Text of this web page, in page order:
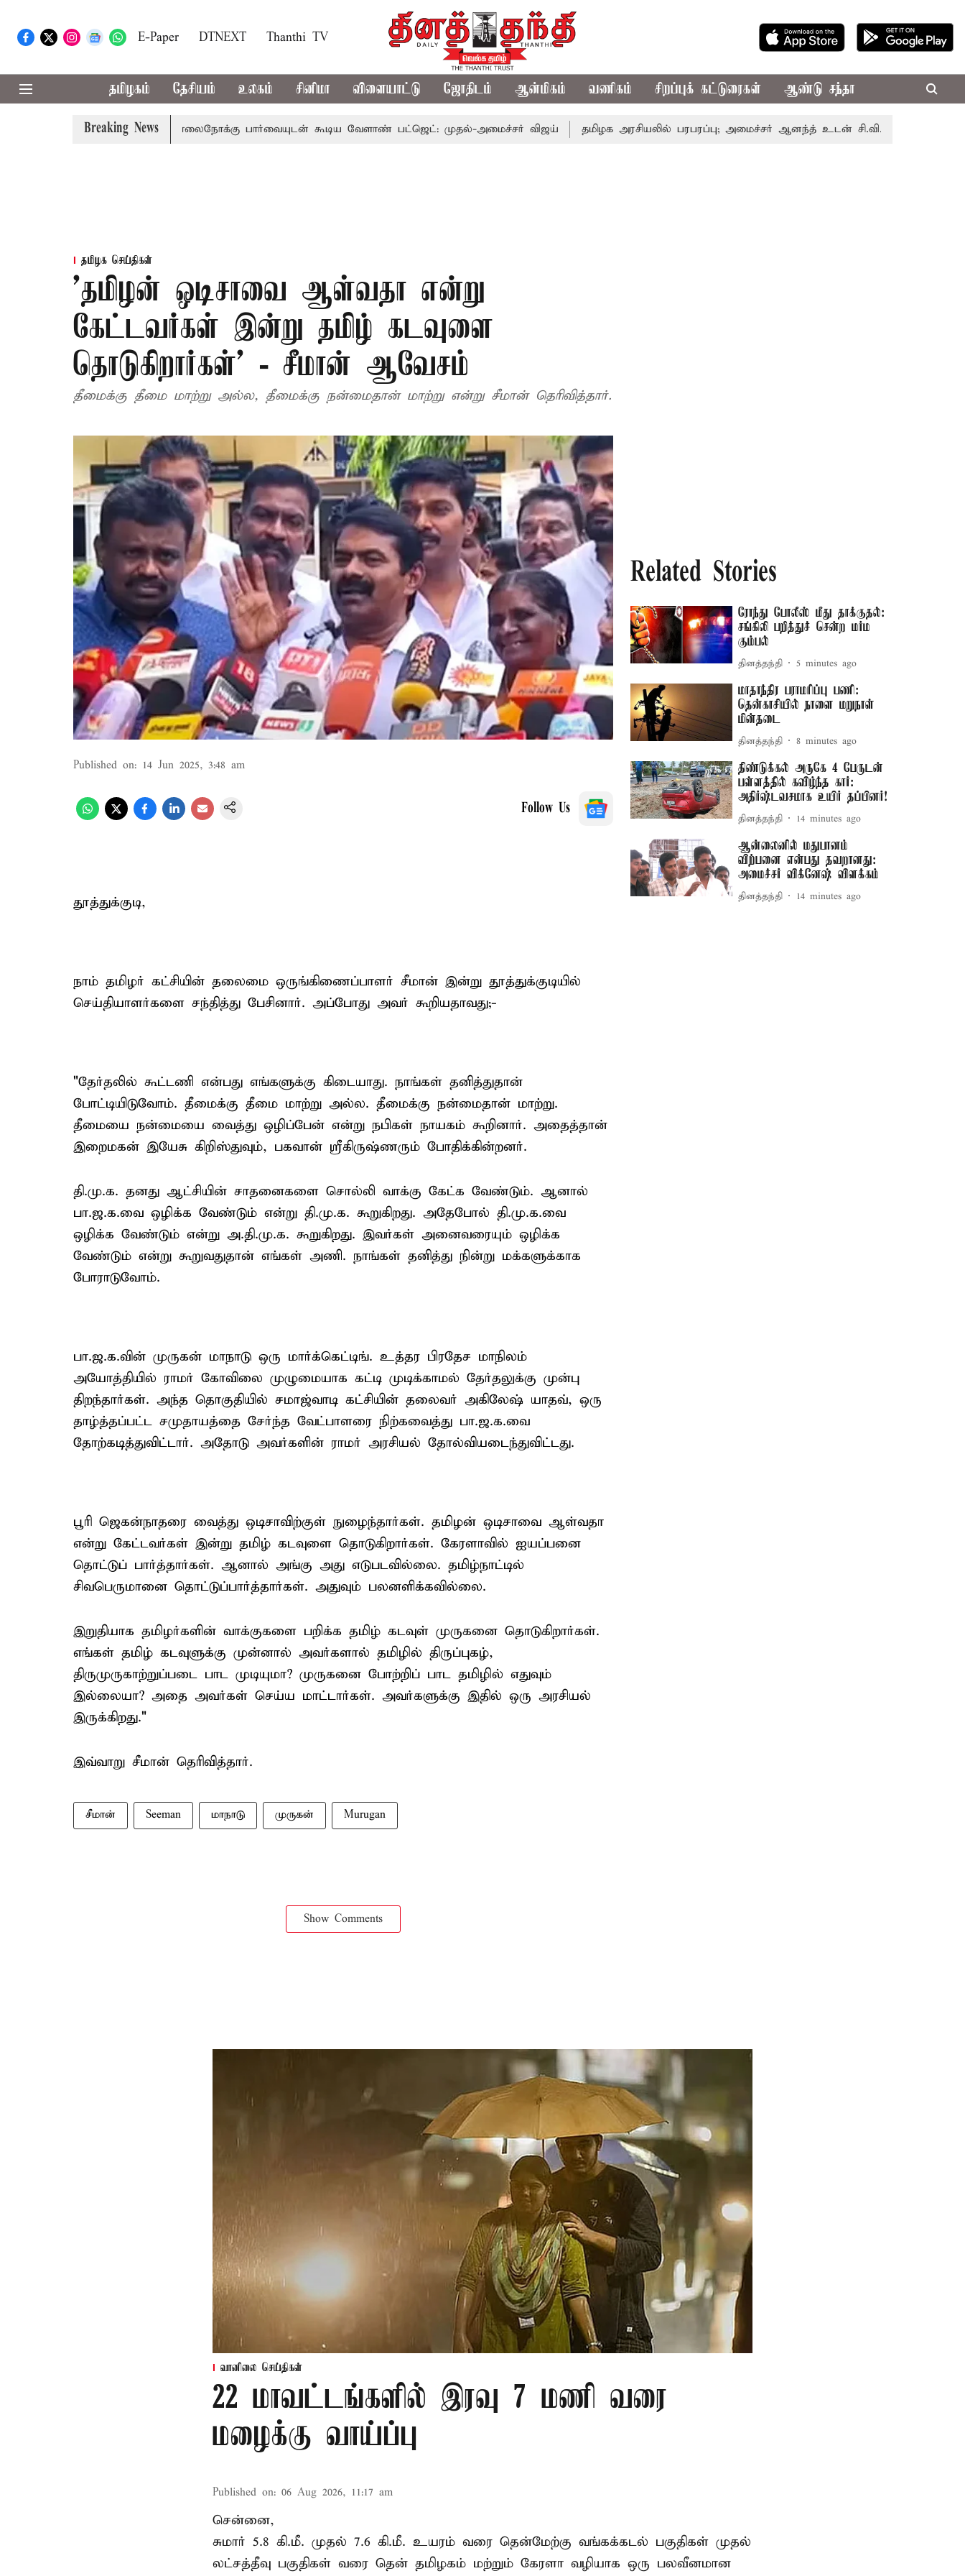
E-Paper DTNEXT Thanthi TV
தமிழகம் தேசியம் உலகம் சினிமா விளையாட்டு ஜோதிடம் ஆன்மிகம் வணிகம் சிறப்புக் கட்டுரைகள் ஆண்டு சந்தா
Breaking News
பிடிவாராண்ட் தொலைநோக்கு பார்வையுடன் கூடிய வேளாண் பட்ஜெட்: முதல்-அமைச்சர் விஜய் தமிழக அரசியலில் பரபரப்பு; அமைச்சர் ஆனந்த் உடன் சி.வி. சண்முகம், வேலுமணி
தமிழக செய்திகள்
'தமிழன் ஒடிசாவை ஆள்வதா என்று
கேட்டவர்கள் இன்று தமிழ் கடவுளை
தொடுகிறார்கள்' - சீமான் ஆவேசம்
தீமைக்கு தீமை மாற்று அல்ல, தீமைக்கு நன்மைதான் மாற்று என்று சீமான் தெரிவித்தார்.
Published on: 14 Jun 2025, 3:48 am
Follow Us
தூத்துக்குடி,
நாம் தமிழர் கட்சியின் தலைமை ஒருங்கிணைப்பாளர் சீமான் இன்று தூத்துக்குடியில்
செய்தியாளர்களை சந்தித்து பேசினார். அப்போது அவர் கூறியதாவது;-
"தேர்தலில் கூட்டணி என்பது எங்களுக்கு கிடையாது. நாங்கள் தனித்துதான்
போட்டியிடுவோம். தீமைக்கு தீமை மாற்று அல்ல. தீமைக்கு நன்மைதான் மாற்று.
தீமையை நன்மையை வைத்து ஒழிப்பேன் என்று நபிகள் நாயகம் கூறினார். அதைத்தான்
இறைமகன் இயேசு கிறிஸ்துவும், பகவான் ஸ்ரீகிருஷ்ணரும் போதிக்கின்றனர்.
தி.மு.க. தனது ஆட்சியின் சாதனைகளை சொல்லி வாக்கு கேட்க வேண்டும். ஆனால்
பா.ஜ.க.வை ஒழிக்க வேண்டும் என்று தி.மு.க. கூறுகிறது. அதேபோல் தி.மு.க.வை
ஒழிக்க வேண்டும் என்று அ.தி.மு.க. கூறுகிறது. இவர்கள் அனைவரையும் ஒழிக்க
வேண்டும் என்று கூறுவதுதான் எங்கள் அணி. நாங்கள் தனித்து நின்று மக்களுக்காக
போராடுவோம்.
பா.ஜ.க.வின் முருகன் மாநாடு ஒரு மார்க்கெட்டிங். உத்தர பிரதேச மாநிலம்
அயோத்தியில் ராமர் கோவிலை முழுமையாக கட்டி முடிக்காமல் தேர்தலுக்கு முன்பு
திறந்தார்கள். அந்த தொகுதியில் சமாஜ்வாடி கட்சியின் தலைவர் அகிலேஷ் யாதவ், ஒரு
தாழ்த்தப்பட்ட சமுதாயத்தை சேர்ந்த வேட்பாளரை நிற்கவைத்து பா.ஜ.க.வை
தோற்கடித்துவிட்டார். அதோடு அவர்களின் ராமர் அரசியல் தோல்வியடைந்துவிட்டது.
பூரி ஜெகன்நாதரை வைத்து ஒடிசாவிற்குள் நுழைந்தார்கள். தமிழன் ஒடிசாவை ஆள்வதா
என்று கேட்டவர்கள் இன்று தமிழ் கடவுளை தொடுகிறார்கள். கேரளாவில் ஐயப்பனை
தொட்டுப் பார்த்தார்கள். ஆனால் அங்கு அது எடுபடவில்லை. தமிழ்நாட்டில்
சிவபெருமானை தொட்டுப்பார்த்தார்கள். அதுவும் பலனளிக்கவில்லை.
இறுதியாக தமிழர்களின் வாக்குகளை பறிக்க தமிழ் கடவுள் முருகனை தொடுகிறார்கள்.
எங்கள் தமிழ் கடவுளுக்கு முன்னால் அவர்களால் தமிழில் திருப்புகழ்,
திருமுருகாற்றுப்படை பாட முடியுமா? முருகனை போற்றிப் பாட தமிழில் எதுவும்
இல்லையா? அதை அவர்கள் செய்ய மாட்டார்கள். அவர்களுக்கு இதில் ஒரு அரசியல்
இருக்கிறது."
இவ்வாறு சீமான் தெரிவித்தார்.
சீமான் Seeman மாநாடு முருகன் Murugan
Show Comments
Related Stories
ரோந்து போலீஸ் மீது தாக்குதல்:
சங்கிலி பறித்துச் சென்ற மர்ம
கும்பல்
தினத்தந்தி 5 minutes ago
மாதாந்திர பராமரிப்பு பணி:
தென்காசியில் நாளை மறுநாள்
மின்தடை
தினத்தந்தி 8 minutes ago
திண்டுக்கல் அருகே 4 பேருடன்
பள்ளத்தில் கவிழ்ந்த கார்:
அதிர்ஷ்டவசமாக உயிர் தப்பினர்!
தினத்தந்தி 14 minutes ago
ஆன்லைனில் மதுபானம்
விற்பனை என்பது தவறானது:
அமைச்சர் விக்னேஷ் விளக்கம்
தினத்தந்தி 14 minutes ago
வானிலை செய்திகள்
22 மாவட்டங்களில் இரவு 7 மணி வரை
மழைக்கு வாய்ப்பு
Published on: 06 Aug 2026, 11:17 am
சென்னை,
சுமார் 5.8 கி.மீ. முதல் 7.6 கி.மீ. உயரம் வரை தென்மேற்கு வங்கக்கடல் பகுதிகள் முதல்
லட்சத்தீவு பகுதிகள் வரை தென் தமிழகம் மற்றும் கேரளா வழியாக ஒரு பலவீனமான